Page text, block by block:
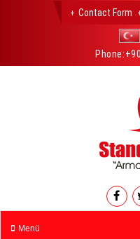
Phone:
Contact Form
Menü